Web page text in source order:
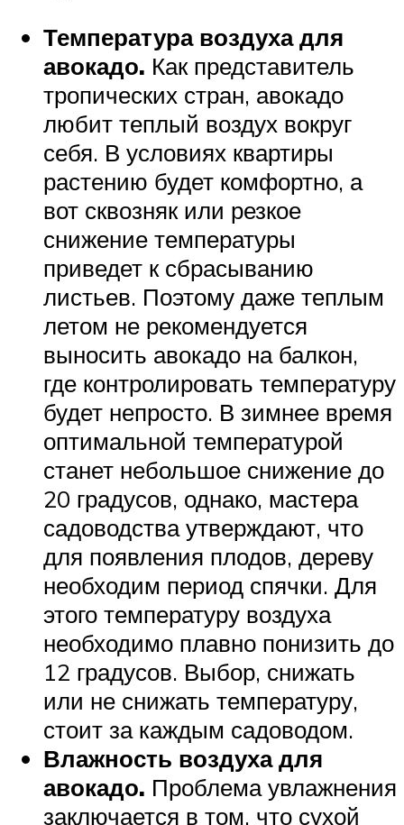
Температура воздуха для
авокадо. Как представитель
тропических стран, авокадо
любит теплый воздух вокруг
себя. В условиях квартиры
растению будет комфортно, а
вот сквозняк или резкое
снижение температуры
приведет к сбрасыванию
листьев. Поэтому даже теплым
летом не рекомендуется
выносить авокадо на балкон,
где контролировать температуру
будет непросто. В зимнее время
оптимальной температурой
станет небольшое снижение до
20 градусов, однако, мастера
садоводства утверждают, что
для появления плодов, дереву
необходим период спячки. Для
этого температуру воздуха
необходимо плавно понизить до
12 градусов. Выбор, снижать
или не снижать температуру,
стоит за каждым садоводом.
Влажность воздуха для
авокадо. Проблема увлажнения
заключается в том, что сухой